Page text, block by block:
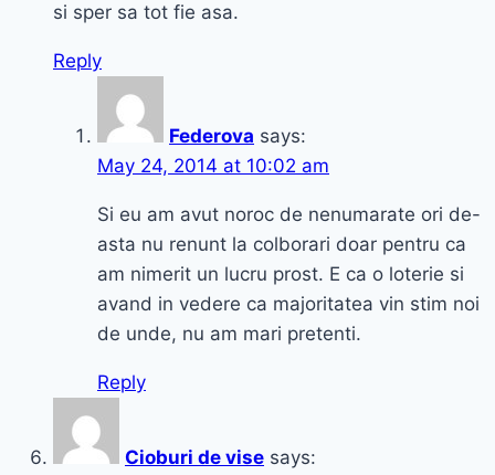
si sper sa tot fie asa.
Reply
Federova says:
May 24, 2014 at 10:02 am
Si eu am avut noroc de nenumarate ori de-
asta nu renunt la colborari doar pentru ca
am nimerit un lucru prost. E ca o loterie si
avand in vedere ca majoritatea vin stim noi
de unde, nu am mari pretenti.
Reply
Cioburi de vise says: